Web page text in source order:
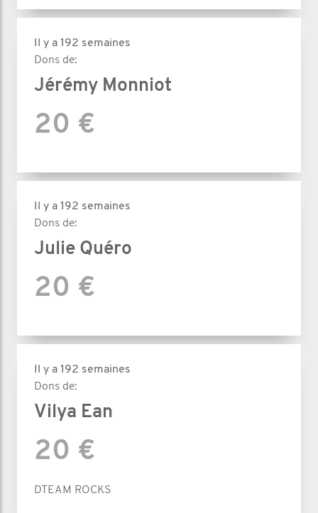
Il y a 192 semaines
Dons de:
Jérémy Monniot
20 €
Il y a 192 semaines
Dons de:
Julie Quéro
20 €
Il y a 192 semaines
Dons de:
Vilya Ean
20 €
DTEAM ROCKS